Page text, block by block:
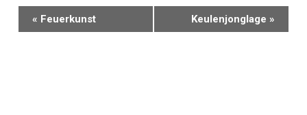
e
« Feuerkunst Keulenjonglage »